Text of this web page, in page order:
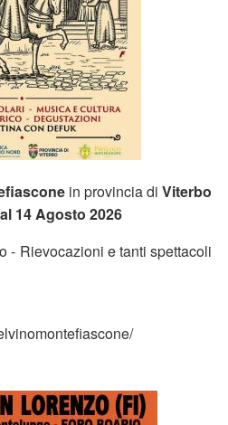
in provincia diViterbo
14 Agosto 2026
- Rievocazioni e tanti spettacoli